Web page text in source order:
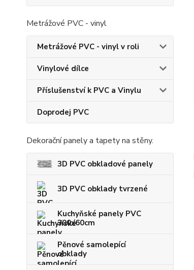
Metrážové PVC - vinyl
Metrážové PVC - vinyl v roli
Vinylové dílce
Příslušenství k PVC a Vinylu
Doprodej PVC
Dekorační panely a tapety na stěny.
3D PVC obkladové panely
3D PVC obklady tvrzené
Kuchyňské panely PVC
300x60cm
Pěnové samolepící
obklady